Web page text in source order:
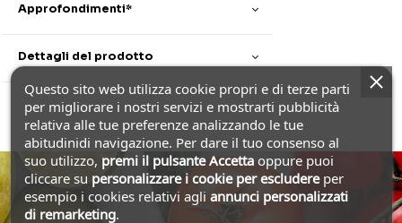
Approfondimenti*
Dettagli del prodotto
Questo sito web utilizza cookie propri e di terze parti
per migliorare i nostri servizi e mostrarti pubblicità
relativa alle tue preferenze analizzando le tue
abitudinidi navigazione. Per dare il tuo consenso al
suo utilizzo, premi il pulsante Accettaoppure puoi
cliccare su personalizzare i cookie per escludereper
esempio i cookies relativi agli annunci personalizzati
di remarketing.